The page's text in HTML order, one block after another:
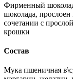
Фирменный
шоколада,
сочетании с
крошки
Состав
Мука пшеничная